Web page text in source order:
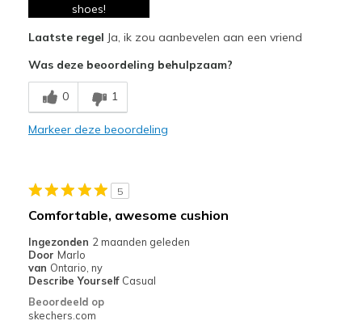
Beste toepassingen
Walking
Width
Sizing
Feels true to size
shoes!
Laatste regel Ja, ik zou aanbevelen aan een vriend
Was deze beoordeling behulpzaam?
0 1
Markeer deze beoordeling
5
Comfortable, awesome cushion
Ingezonden 2 maanden geleden
Door Marlo
van Ontario, ny
Describe Yourself Casual
Beoordeeld op
skechers.com